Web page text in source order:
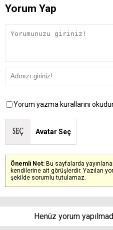
Yorum Yap
Yorum yazma kurallarını
Avatar Seç
Önemli Not: Bu sayfalarda
kendilerine ait görüşlerdir. Yazılan
şekilde sorumlu tutulamaz.
Henüz yorum